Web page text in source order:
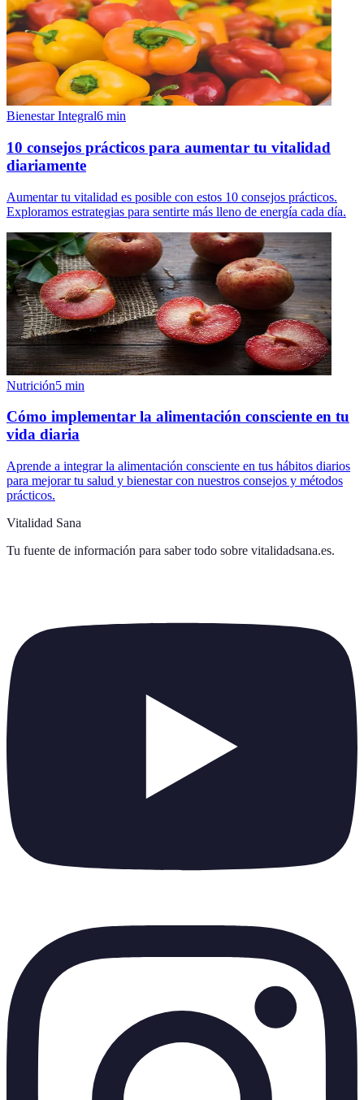
Bienestar Integral6 min
10 consejos prácticos para aumentar tu vitalidad
diariamente
Aumentar tu vitalidad es posible con estos 10 consejos prácticos.
Exploramos estrategias para sentirte más lleno de energía cada día.
Nutrición5 min
Cómo implementar la alimentación consciente en tu
vida diaria
Aprende a integrar la alimentación consciente en tus hábitos diarios
para mejorar tu salud y bienestar con nuestros consejos y métodos
prácticos.
Vitalidad Sana
Tu fuente de información para saber todo sobre vitalidadsana.es.